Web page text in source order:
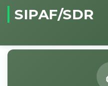
SIPAF/SDR